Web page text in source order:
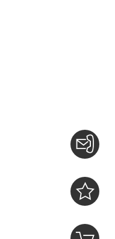
0
ansehen
0